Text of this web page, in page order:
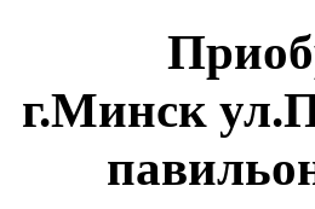
г.Минск